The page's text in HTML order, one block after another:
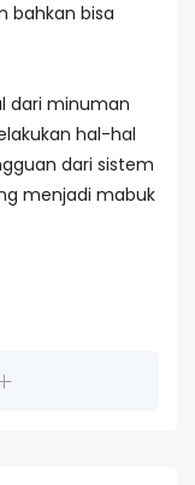
bahkan bisa
dari minuman
hal-hal
dari sistem
menjadi mabuk